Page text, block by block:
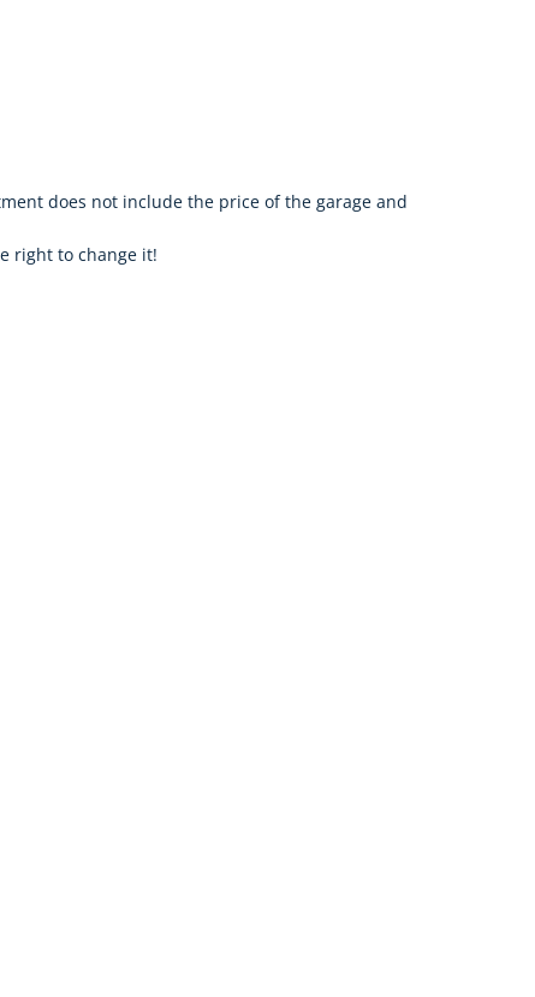
does not include the price of the garage and
right to change it!